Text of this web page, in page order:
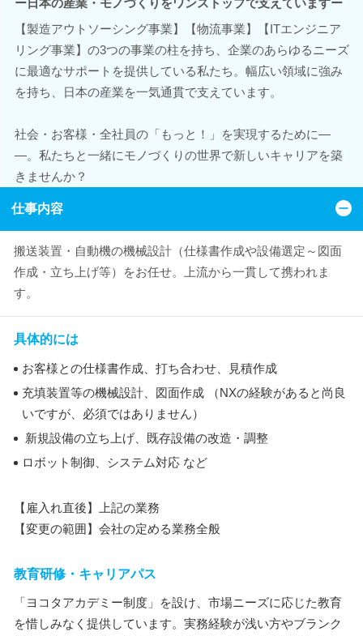
ー日本の産業・モノづくりをワンストップで支えていますー
【製造アウトソーシング事業】【物流事業】【ITエンジニア
リング事業】の3つの事業の柱を持ち、企業のあらゆるニーズ
に最適なサポートを提供している私たち。幅広い領域に強み
を持ち、日本の産業を一気通貫で支えています。
社会・お客様・全社員の「もっと！」を実現するために―
―。私たちと一緒にモノづくりの世界で新しいキャリアを築
きませんか？
仕事内容
搬送装置・自動機の機械設計（仕様書作成や設備選定～図面
作成・立ち上げ等）をお任せ。上流から一貫して携われま
す。
具体的には
お客様との仕様書作成、打ち合わせ、見積作成
充填装置等の機械設計、図面作成 （NXの経験があると尚良
いですが、必須ではありません）
新規設備の立ち上げ、既存設備の改造・調整
ロボット制御、システム対応 など
【雇入れ直後】上記の業務
【変更の範囲】会社の定める業務全般
教育研修・キャリアパス
「ヨコタアカデミー制度」を設け、市場ニーズに応じた教育
を惜しみなく提供しています。実務経験が浅い方やブランク